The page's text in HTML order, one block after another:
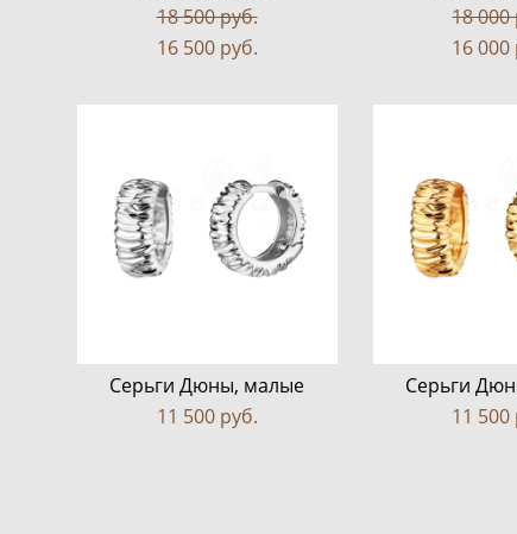
18 500 pуб.
16 500 pуб.
18 000
16 000
Серьги Дюны, малые
11 500 pуб.
Серьги
11 500